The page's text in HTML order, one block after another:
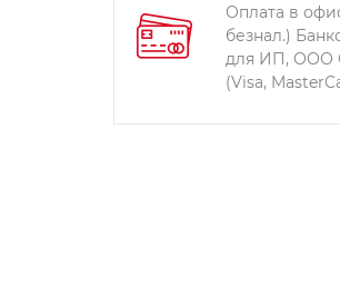
Оплата в
безнал.)
для ИП, ООО
(Visa,